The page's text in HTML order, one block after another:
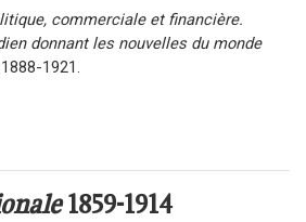
commerciale et financière.
donnant les nouvelles du monde
1921.
1859-1914